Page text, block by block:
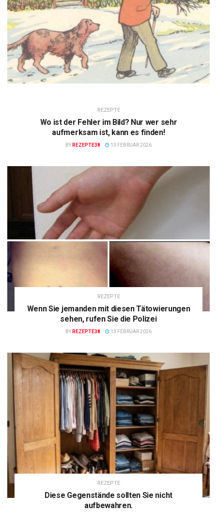
REZEPTE
Wo ist der Fehler im Bild? Nur wer sehr
aufmerksam ist, kann es finden!
BY REZEPTE38 13 FEBRUAR 2026
REZEPTE
Wenn Sie jemanden mit diesen Tätowierungen
sehen, rufen Sie die Polizei
BY REZEPTE38 13 FEBRUAR 2026
REZEPTE
Diese Gegenstände sollten Sie nicht
aufbewahren.